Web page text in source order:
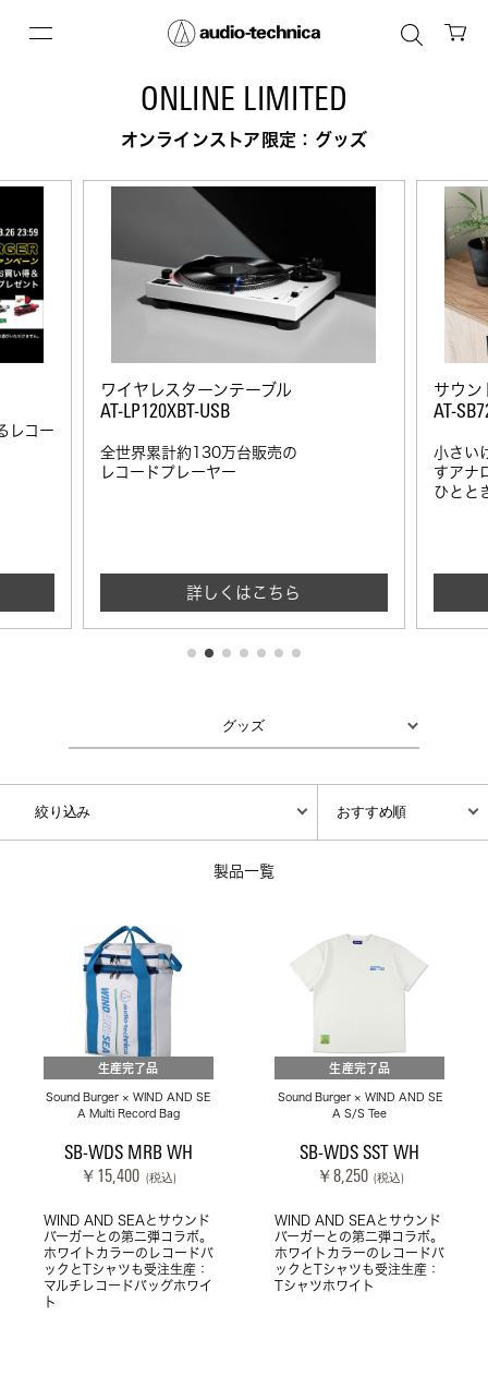
ONLINE LIMITED
オンラインストア限定：グッズ
レコー
ワイヤレスターンテーブル
AT-LP120XBT-USB
全世界累計約130万台販売の
レコードプレーヤー
詳しくはこちら
サウン
AT-
小さい
すアナ
ひとと
製品一覧
生産完了品
Sound Burger × WIND AND SE
A Multi Record Bag
SB-WDS MRB WH
￥15,400 (税込)
WIND AND SEAとサウンド
バーガーとの第二弾コラボ。
ホワイトカラーのレコードバ
ックとTシャツも受注生産：
マルチレコードバッグホワイ
ト
生産完了品
Sound Burger × WIND AND SE
A S/S Tee
SB-WDS SST WH
￥8,250 (税込)
WIND AND SEAとサウンド
バーガーとの第二弾コラボ。
ホワイトカラーのレコードバ
ックとTシャツも受注生産：
Tシャツホワイト